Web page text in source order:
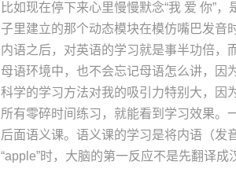
比如现在停下来心里慢慢默念“我 爱 你”
子里建立的那个动态模块在模仿嘴巴发音
内语之后，对英语的学习就是事半功倍，
母语环境中，也不会忘记母语怎么讲，因
科学的学习方法对我的吸引力特别大，因
所有零碎时间练习，就能看到学习效果。
后面语义课。语义课的学习是将内语（发
“apple”时，大脑的第一反应不是先翻译成